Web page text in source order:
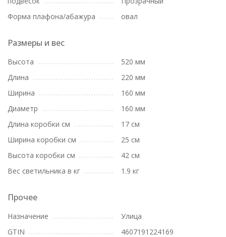
Форма плафона/абажура
овал
Размеры и вес
Высота
520 мм
Длина
220 мм
Ширина
160 мм
Диаметр
160 мм
Длина коробки см
17 см
Ширина коробки см
25 см
Высота коробки см
42 см
Вес светильника в кг
1.9 кг
Прочее
Назначение
Улица
GTIN
4607191224169